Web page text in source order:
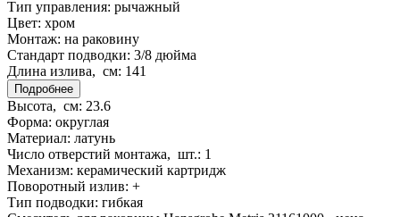
Тип управления: рычажный
Цвет: хром
Монтаж: на раковину
Стандарт подводки: 3/8 дюйма
Длина излива, см: 141
Подробнее
Высота, см: 23.6
Форма: округлая
Материал: латунь
Число отверстий монтажа, шт.: 1
Механизм: керамический картридж
Поворотный излив: +
Тип подводки: гибкая